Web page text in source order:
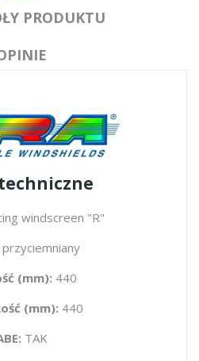
PRODUKTU
windscreen "R"
przyciemniany
(mm): 440
(mm): 440
TAK